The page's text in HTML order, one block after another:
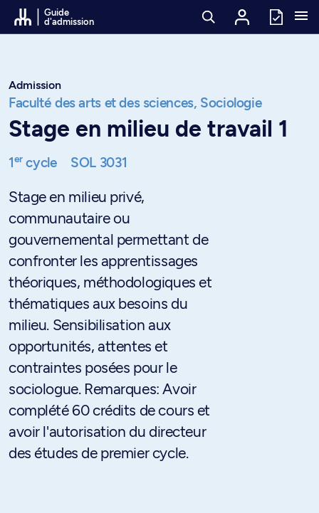
Passer au contenu
Guide
d'admission
Admission
Faculté des arts et des sciences, Sociologie
Stage en milieu de travail 1
1ercycle SOL 3031
Stage en milieu privé,
communautaire ou
gouvernemental permettant de
confronter les apprentissages
théoriques, méthodologiques et
thématiques aux besoins du
milieu. Sensibilisation aux
opportunités, attentes et
contraintes posées pour le
sociologue. Remarques: Avoir
complété 60 crédits de cours et
avoir l'autorisation du directeur
des études de premier cycle.